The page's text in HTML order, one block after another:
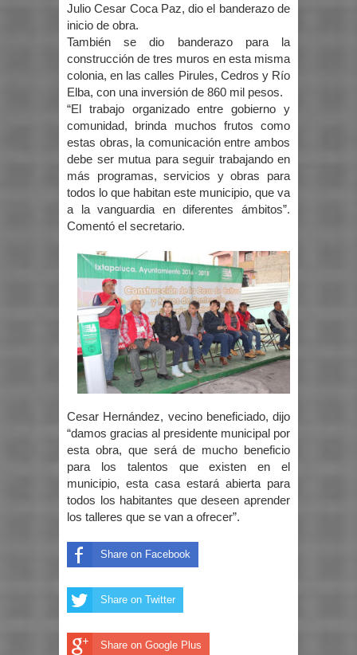
Julio Cesar Coca Paz, dio el banderazo de
inicio de obra.
También se dio banderazo para la
construcción de tres muros en esta misma
colonia, en las calles Pirules, Cedros y Río
Elba, con una inversión de 860 mil pesos.
“El trabajo organizado entre gobierno y
comunidad, brinda muchos frutos como
estas obras, la comunicación entre ambos
debe ser mutua para seguir trabajando en
más programas, servicios y obras para
todos lo que habitan este municipio, que va
a la vanguardia en diferentes ámbitos”.
Comentó el secretario.
Cesar Hernández, vecino beneficiado, dijo
“damos gracias al presidente municipal por
esta obra, que será de mucho beneficio
para los talentos que existen en el
municipio, esta casa estará abierta para
todos los habitantes que deseen aprender
los talleres que se van a ofrecer”.
Share on Facebook
Share on Twitter
Share on Google Plus